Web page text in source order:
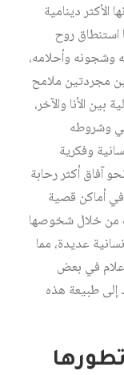
الأكثر دينامية
استنطاق روح
وشجونه وأحلامه،
مجردتين ملامح
بين الأنا والآخر،
وشروطه
وفكرية
آفاق أكثر رحابة
أماكن قصية
من خلال شخوصها
عديدة، مما
في بعض
إلى طبيعة هذه